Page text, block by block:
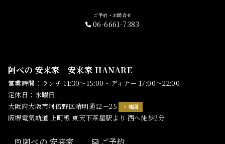
06-6661-7383
ご予約・お問合せ
阿べの 安来家｜安来家 HANARE
営業時間：ランチ 11:30～15:00・ディナー 17:00～22:00
定休日：水曜日
大阪府大阪市阿倍野区晴明通12－25
地図
阪堺電気軌道 上町線 東天下茶屋駅より 西へ徒歩2分
阿べの 安来家 ご予約